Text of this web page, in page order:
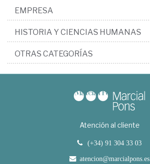
EMPRESA
HISTORIA Y CIENCIAS HUMANAS
OTRAS CATEGORÍAS
Atención al cliente
(+34) 91 304 33 03
atencion@marcialpons.es